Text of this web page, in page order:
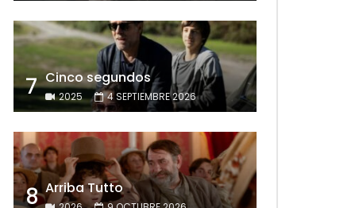
7 Cinco segundos
2025 4 SEPTIEMBRE 2026
8 Arriba Tutto